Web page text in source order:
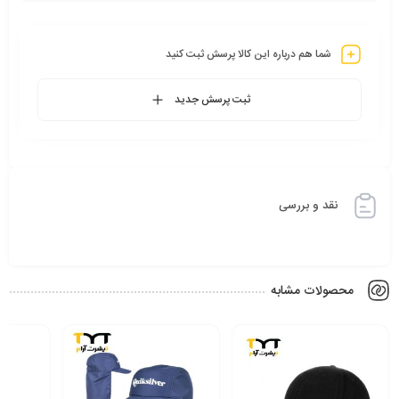
کلاه­ های شمعی از پارچه ­ای ضدآب و براق ساخته می شوند و برای
استفاده در فضای باز، رویدادهای ورزشی یا مناطق مرطوب عالی ­اند.
امکات چاپ و شخصی سازی برند با گلدوزی ظریف، چاپ سیلک یا چاپ ترانسفر
کاربرد کلاه تبلیغاتی:
این مدل کلاه به خاطر ظاهر شیک و طراحی هوشمندش، انتخابی ایده آل
تیم های اجرایی یا پرسنل شرکت ها در فضای باز
هدایای سازمانی در نمایشگاه ها، همایش ها و کمپین های تبلیغاتی
شما هم درباره این کالا پرسش ثبت کنید
ثبت پرسش جدید
نقد و بررسی
محصولات مشابه